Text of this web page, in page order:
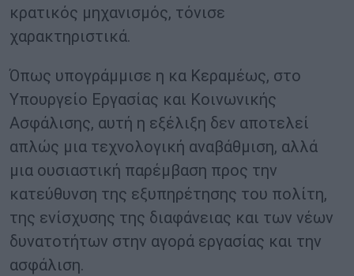
κρατικός μηχανισμός, τόνισε
χαρακτηριστικά.
Όπως υπογράμμισε η κα Κεραμέως, στο
Υπουργείο Εργασίας και Κοινωνικής
Ασφάλισης, αυτή η εξέλιξη δεν αποτελεί
απλώς μια τεχνολογική αναβάθμιση, αλλά
μια ουσιαστική παρέμβαση προς την
κατεύθυνση της εξυπηρέτησης του πολίτη,
της ενίσχυσης της διαφάνειας και των νέων
δυνατοτήτων στην αγορά εργασίας και την
ασφάλιση.